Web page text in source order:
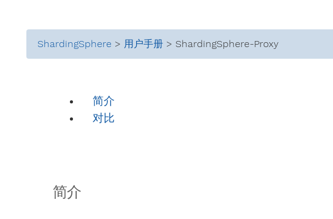
ShardingSphere > 用户手册> ShardingSphere-Proxy
简介
对比
简介